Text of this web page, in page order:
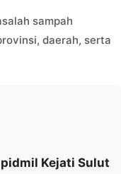
sampah
daerah, serta
Kejati Sulut